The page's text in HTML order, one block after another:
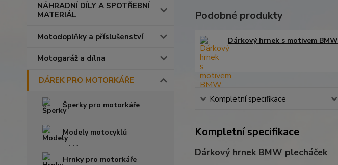
NÁHRADNÍ DÍLY A SPOTŘEBNÍ
MATERIÁL
Motodoplňky a příslušenství
Motogaráž a dílna
DÁREK PRO MOTORKÁŘE
Šperky pro motorkáře
Modely motocyklů
Hrnky pro motorkáře
Podobné produkty
Dárkový hrnek s motivem BMW
Kompletní specifikace
Kompletní specifikace
Dárkový hrnek BMW plecháček